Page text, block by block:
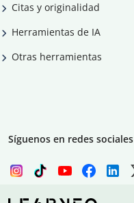
Citas y originalidad
Herramientas de IA
Otras herramientas
Síguenos en redes sociales